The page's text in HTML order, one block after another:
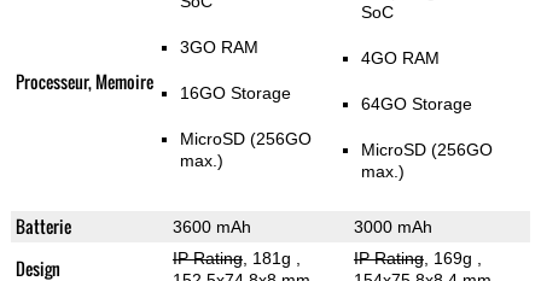
Processeur, Memoire
3GO RAM
16GO Storage
MicroSD (256GO
max.)
SoC
4GO RAM
64GO Storage
MicroSD (256GO
max.)
Batterie 3600 mAh 3000 mAh
Design IP Rating, 181g IP Rating, 169g